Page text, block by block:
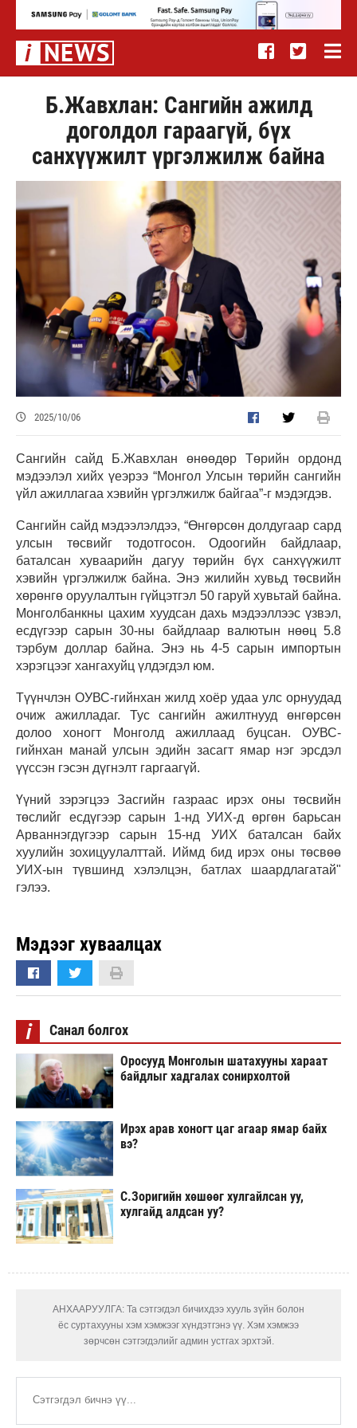
Б.Жавхлан: Сангийн ажилд
доголдол гараагүй, бүх
санхүүжилт үргэлжилж байна
2025/10/06
Сангийн сайд Б.Жавхлан өнөөдөр Төрийн ордонд
мэдээлэл хийх үеэрээ “Монгол Улсын төрийн сангийн
үйл ажиллагаа хэвийн үргэлжилж байгаа”-г мэдэгдэв.
Сангийн сайд мэдээлэлдээ, “Өнгөрсөн долдугаар сард
улсын төсвийг тодотгосон. Одоогийн байдлаар,
баталсан хуваарийн дагуу төрийн бүх санхүүжилт
хэвийн үргэлжилж байна. Энэ жилийн хувьд төсвийн
хөрөнгө оруулалтын гүйцэтгэл 50 гаруй хувьтай байна.
Монголбанкны цахим хуудсан дахь мэдээллээс үзвэл,
есдүгээр сарын 30-ны байдлаар валютын нөөц 5.8
тэрбум доллар байна. Энэ нь 4-5 сарын импортын
хэрэгцээг хангахуйц үлдэгдэл юм.
Түүнчлэн ОУВС-гийнхан жилд хоёр удаа улс орнуудад
очиж ажилладаг. Тус сангийн ажилтнууд өнгөрсөн
долоо хоногт Монголд ажиллаад буцсан. ОУВС-
гийнхан манай улсын эдийн засагт ямар нэг эрсдэл
үүссэн гэсэн дүгнэлт гаргаагүй.
Үүний зэрэгцээ Засгийн газраас ирэх оны төсвийн
төслийг есдүгээр сарын 1-нд УИХ-д өргөн барьсан
Арваннэгдүгээр сарын 15-нд УИХ баталсан байх
хуулийн зохицуулалттай. Иймд бид ирэх оны төсвөө
УИХ-ын түвшинд хэлэлцэн, батлах шаардлагатай"
гэлээ.
Мэдээг хуваалцах
i Санал болгох
Оросууд Монголын шатахууны хараат
байдлыг хадгалах сонирхолтой
Ирэх арав хоногт цаг агаар ямар байх
вэ?
С.Зоригийн хөшөөг хулгайлсан уу,
хулгайд алдсан уу?
АНХААРУУЛГА: Та сэтгэгдэл бичихдээ хууль зүйн болон
ёс суртахууны хэм хэмжээг хүндэтгэнэ үү. Хэм хэмжээ
зөрчсөн сэтгэгдэлийг админ устгах эрхтэй.